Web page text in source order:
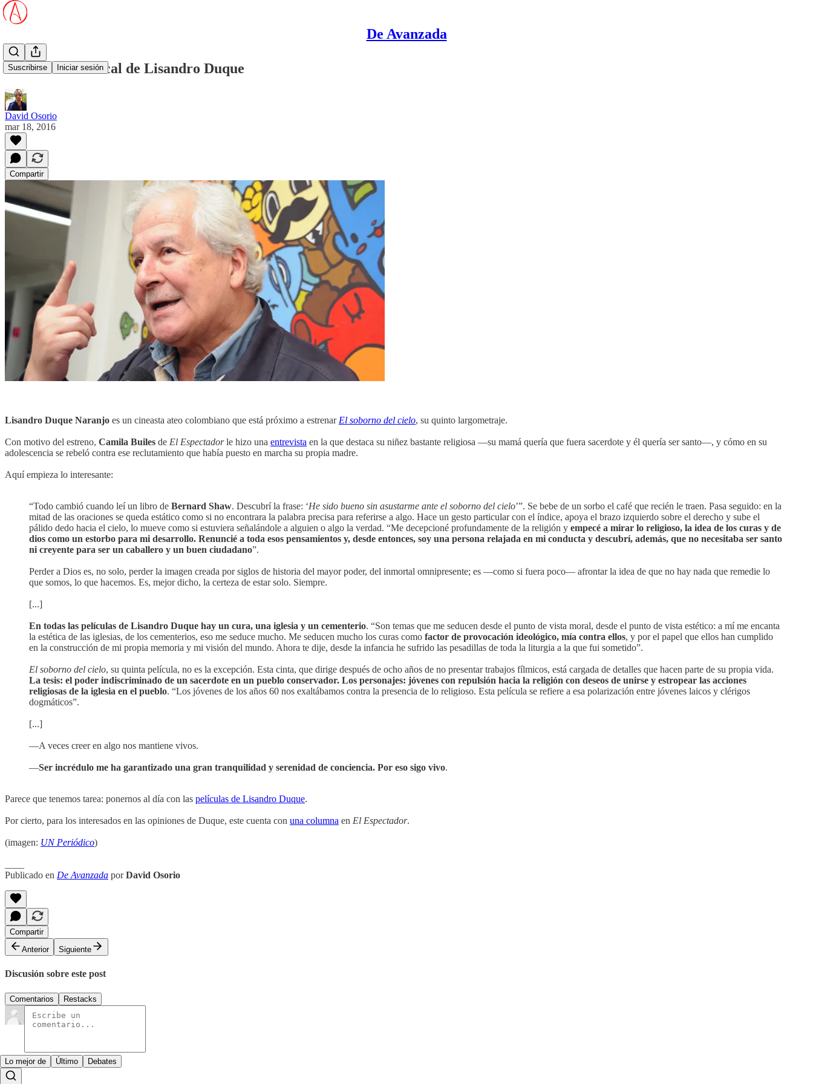
De Avanzada
Suscribirse Iniciar sesión
El cine anticlerical de Lisandro Duque
David Osorio
mar 18, 2016
Compartir
Lisandro Duque Naranjo es un cineasta ateo colombiano que está próximo a estrenar El soborno del cielo, su quinto largometraje.
Con motivo del estreno, Camila Builes de El Espectadorle hizo una entrevista en la que destaca su niñez bastante religiosa —su mamá quería que fuera sacerdote y él quería ser santo—, y cómo en su
adolescencia se rebeló contra ese reclutamiento que había puesto en marcha su propia madre.
Aquí empieza lo interesante:
“Todo cambió cuando leí un libro de Bernard Shaw. Descubrí la frase: ‘He sido bueno sin asustarme ante el soborno del cielo’”. Se bebe de un sorbo el café que recién le traen. Pasa seguido: en la
mitad de las oraciones se queda estático como si no encontrara la palabra precisa para referirse a algo. Hace un gesto particular con el índice, apoya el brazo izquierdo sobre el derecho y sube el
pálido dedo hacia el cielo, lo mueve como si estuviera señalándole a alguien o algo la verdad. “Me decepcioné profundamente de la religión y empecé a mirar lo religioso, la idea de los curas y de
dios como un estorbo para mi desarrollo. Renuncié a toda esos pensamientos y, desde entonces, soy una persona relajada en mi conducta y descubrí, además, que no necesitaba ser santo
ni creyente para ser un caballero y un buen ciudadano”.
Perder a Dios es, no solo, perder la imagen creada por siglos de historia del mayor poder, del inmortal omnipresente; es —como si fuera poco— afrontar la idea de que no hay nada que remedie lo
que somos, lo que hacemos. Es, mejor dicho, la certeza de estar solo. Siempre.
[...]
En todas las películas de Lisandro Duque hay un cura, una iglesia y un cementerio. “Son temas que me seducen desde el punto de vista moral, desde el punto de vista estético: a mí me encanta
la estética de las iglesias, de los cementerios, eso me seduce mucho. Me seducen mucho los curas como factor de provocación ideológico, mía contra ellos, y por el papel que ellos han cumplido
en la construcción de mi propia memoria y mi visión del mundo. Ahora te dije, desde la infancia he sufrido las pesadillas de toda la liturgia a la que fui sometido”.
El soborno del cielo, su quinta película, no es la excepción. Esta cinta, que dirige después de ocho años de no presentar trabajos fílmicos, está cargada de detalles que hacen parte de su propia vida.
La tesis: el poder indiscriminado de un sacerdote en un pueblo conservador. Los personajes: jóvenes con repulsión hacia la religión con deseos de unirse y estropear las acciones
religiosas de la iglesia en el pueblo. “Los jóvenes de los años 60 nos exaltábamos contra la presencia de lo religioso. Esta película se refiere a esa polarización entre jóvenes laicos y clérigos
dogmáticos”.
[...]
—A veces creer en algo nos mantiene vivos.
—Ser incrédulo me ha garantizado una gran tranquilidad y serenidad de conciencia. Por eso sigo vivo.
Parece que tenemos tarea: ponernos al día con las películas de Lisandro Duque.
Por cierto, para los interesados en las opiniones de Duque, este cuenta con una columna en El Espectador.
(imagen: UN Periódico)
Publicado en De Avanzada porDavid Osorio
Compartir
Anterior
Siguiente
Discusión sobre este post
Comentarios Restacks
Lo mejor de Último Debates